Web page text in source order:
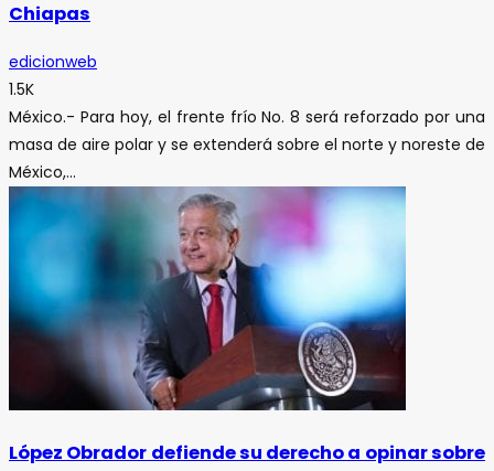
Chiapas
edicionweb
1.5K
México.- Para hoy, el frente frío No. 8 será reforzado por una
masa de aire polar y se extenderá sobre el norte y noreste de
México,...
López Obrador defiende su derecho a opinar sobre